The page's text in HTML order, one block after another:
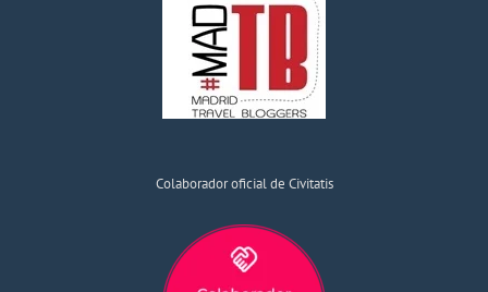
Colaborador oficial de Civitatis